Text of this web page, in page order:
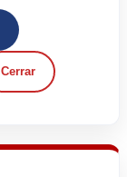
Cerrar